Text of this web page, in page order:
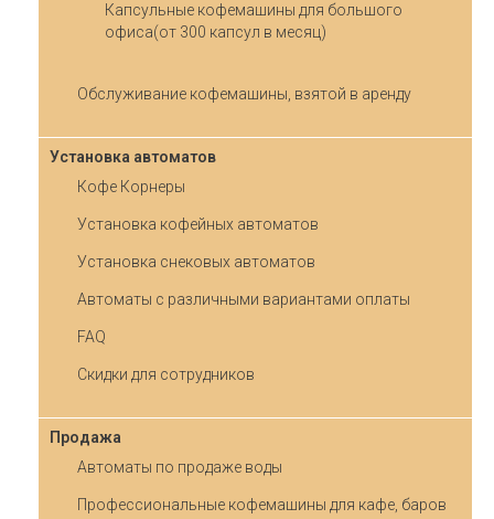
Капсульные кофемашины для большого
офиса(от 300 капсул в месяц)
Обслуживание кофемашины, взятой в аренду
Установка автоматов
Кофе Корнеры
Установка кофейных автоматов
Установка снековых автоматов
Автоматы с различными вариантами оплаты
FAQ
Скидки для сотрудников
Продажа
Автоматы по продаже воды
Профессиональные кофемашины для кафе, баров